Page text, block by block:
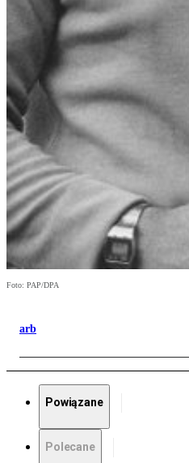
Foto: PAP/DPA
arb
Powiązane
Polecane